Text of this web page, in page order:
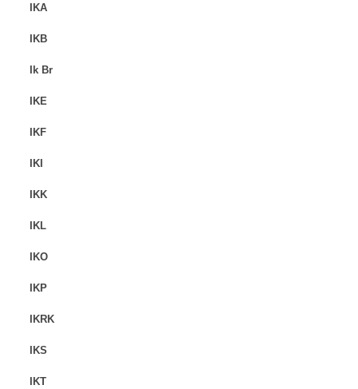
IKA
IKB
Ik Br
IKE
IKF
IKI
IKK
IKL
IKO
IKP
IKRK
IKS
IKT